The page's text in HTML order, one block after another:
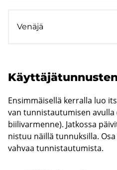
Ve­nä­jä
En­sim­mäi­sel­lä ker­ral­la luo
van tun­nis­tau­tu­mi­sen
bii­li­var­men­ne). Jat­kos­sa
nis­tuu näil­lä tun­nuk­sil­la.
vah­vaa tun­nis­tau­tu­mis­ta.